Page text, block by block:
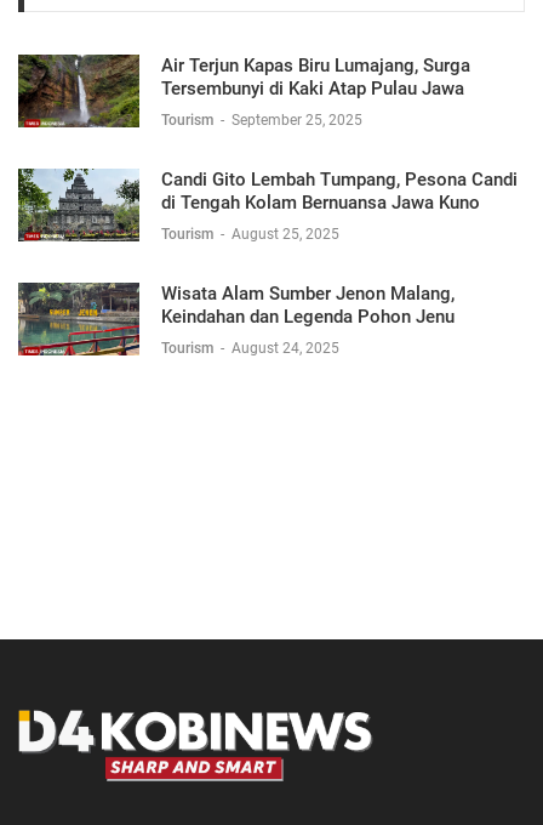
Air Terjun Kapas Biru Lumajang, Surga
Tersembunyi di Kaki Atap Pulau Jawa
Tourism - September 25, 2025
Candi Gito Lembah Tumpang, Pesona Candi
di Tengah Kolam Bernuansa Jawa Kuno
Tourism - August 25, 2025
Wisata Alam Sumber Jenon Malang,
Keindahan dan Legenda Pohon Jenu
Tourism - August 24, 2025